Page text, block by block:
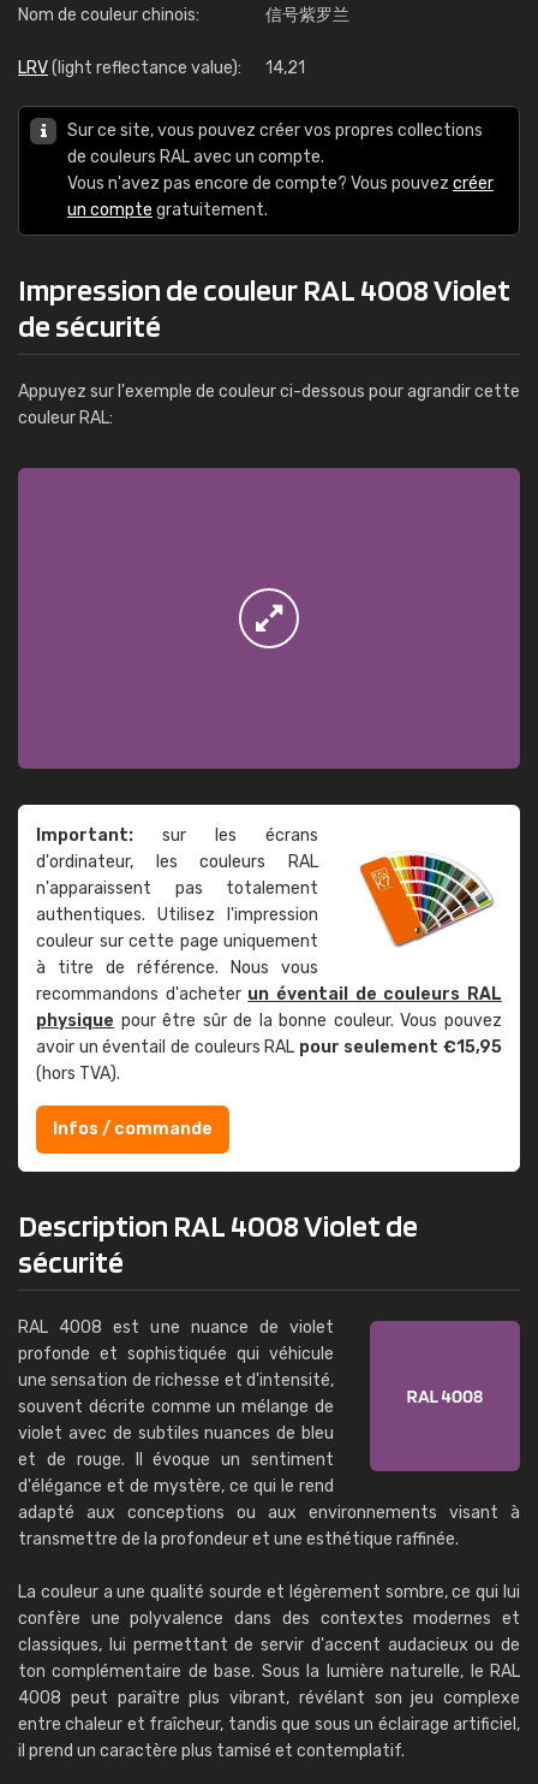
Nom de couleur chinois:
信号紫罗兰
LRV(light reflectance value): 14,21
Sur ce site, vous pouvez créer vos propres collections
de couleurs RAL avec un compte.
Vous n'avez pas encore de compte? Vous pouvez créer
un compte gratuitement.
Impression de couleur RAL 4008 Violet
de sécurité
Appuyez sur l'exemple de couleur ci-dessous pour agrandir cette
couleur RAL:
Important: sur les écrans
d'ordinateur, les couleurs RAL
n'apparaissent pas totalement
authentiques. Utilisez l'impression
couleur sur cette page uniquement
à titre de référence. Nous vous
recommandons d'acheter un éventail de couleurs RAL
physique pour être sûr de la bonne couleur. Vous pouvez
avoir un éventail de couleurs RAL pour seulement €15,95
(hors TVA).
Infos / commande
Description RAL 4008 Violet de
sécurité
RAL 4008 est une nuance de violet
profonde et sophistiquée qui véhicule
une sensation de richesse et d'intensité,
souvent décrite comme un mélange de
violet avec de subtiles nuances de bleu
et de rouge. Il évoque un sentiment
d'élégance et de mystère, ce qui le rend
adapté aux conceptions ou aux environnements visant à
transmettre de la profondeur et une esthétique raffinée.
La couleur a une qualité sourde et légèrement sombre, ce qui lui
confère une polyvalence dans des contextes modernes et
classiques, lui permettant de servir d'accent audacieux ou de
ton complémentaire de base. Sous la lumière naturelle, le RAL
4008 peut paraître plus vibrant, révélant son jeu complexe
entre chaleur et fraîcheur, tandis que sous un éclairage artificiel,
il prend un caractère plus tamisé et contemplatif.